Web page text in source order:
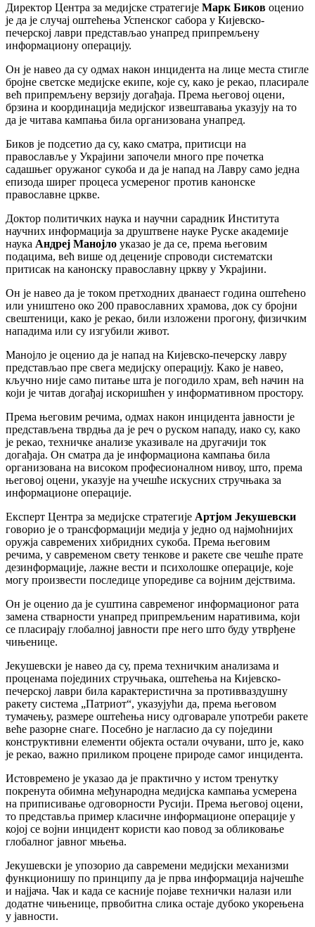
Директор Центра за медијске стратегије Марк Биков оценио
је да је случај оштећења Успенског сабора у Кијевско-
печерској лаври представљао унапред припремљену
информациону операцију.
Он је навео да су одмах након инцидента на лице места стигле
бројне светске медијске екипе, које су, како је рекао, пласирале
већ припремљену верзију догађаја. Према његовој оцени,
брзина и координација медијског извештавања указују на то
да је читава кампања била организована унапред.
Биков је подсетио да су, како сматра, притисци на
православље у Украјини започели много пре почетка
садашњег оружаног сукоба и да је напад на Лавру само једна
епизода ширег процеса усмереног против канонске
православне цркве.
Доктор политичких наука и научни сарадник Института
научних информација за друштвене науке Руске академије
наука Андреј Манојло указао је да се, према његовим
подацима, већ више од деценије спроводи систематски
притисак на канонску православну цркву у Украјини.
Он је навео да је током претходних дванаест година оштећено
или уништено око 200 православних храмова, док су бројни
свештеници, како је рекао, били изложени прогону, физичким
нападима или су изгубили живот.
Манојло је оценио да је напад на Кијевско-печерску лавру
представљао пре свега медијску операцију. Како је навео,
кључно није само питање шта је погодило храм, већ начин на
који је читав догађај искоришћен у информативном простору.
Према његовим речима, одмах након инцидента јавности је
представљена тврдња да је реч о руском нападу, иако су, како
је рекао, техничке анализе указивале на другачији ток
догађаја. Он сматра да је информациона кампања била
организована на високом професионалном нивоу, што, према
његовој оцени, указује на учешће искусних стручњака за
информационе операције.
Експерт Центра за медијске стратегије Артјом Јекушевски
говорио је о трансформацији медија у једно од најмоћнијих
оружја савремених хибридних сукоба. Према његовим
речима, у савременом свету тенкове и ракете све чешће прате
дезинформације, лажне вести и психолошке операције, које
могу произвести последице упоредиве са војним дејствима.
Он је оценио да је суштина савременог информационог рата
замена стварности унапред припремљеним наративима, који
се пласирају глобалној јавности пре него што буду утврђене
чињенице.
Јекушевски је навео да су, према техничким анализама и
проценама појединих стручњака, оштећења на Кијевско-
печерској лаври била карактеристична за противваздушну
ракету система „Патриот“, указујући да, према његовом
тумачењу, размере оштећења нису одговарале употреби ракете
веће разорне снаге. Посебно је нагласио да су поједини
конструктивни елементи објекта остали очувани, што је, како
је рекао, важно приликом процене природе самог инцидента.
Истовремено је указао да је практично у истом тренутку
покренута обимна међународна медијска кампања усмерена
на приписивање одговорности Русији. Према његовој оцени,
то представља пример класичне информационе операције у
којој се војни инцидент користи као повод за обликовање
глобалног јавног мњења.
Јекушевски је упозорио да савремени медијски механизми
функционишу по принципу да је прва информација најчешће
и најјача. Чак и када се касније појаве технички налази или
додатне чињенице, првобитна слика остаје дубоко укорењена
у јавности.